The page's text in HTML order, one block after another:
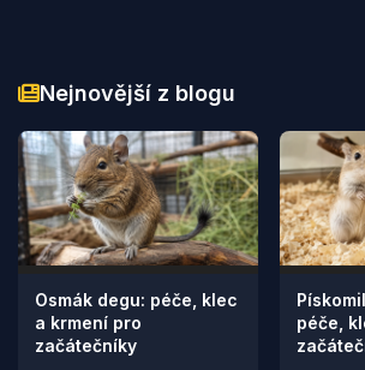
Nejnovější z blogu
Osmák degu: péče, klec
a krmení pro
začátečníky
péče,